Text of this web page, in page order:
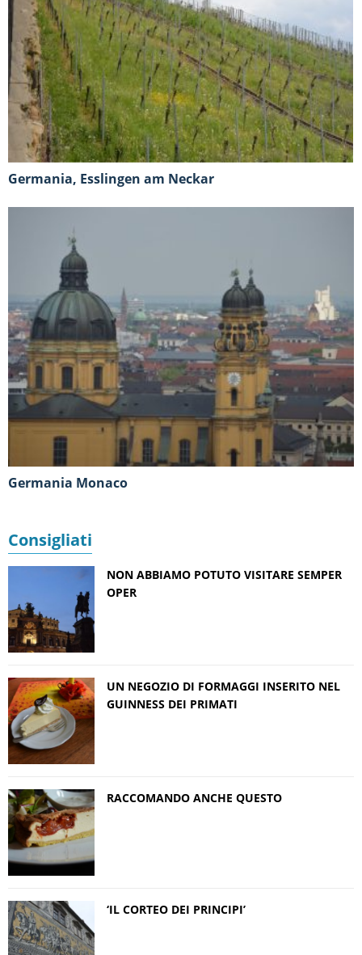
Germania, Esslingen am Neckar
Germania Monaco
Consigliati
NON ABBIAMO POTUTO VISITARE SEMPER
OPER
UN NEGOZIO DI FORMAGGI INSERITO NEL
GUINNESS DEI PRIMATI
RACCOMANDO ANCHE QUESTO
‘IL CORTEO DEI PRINCIPI’